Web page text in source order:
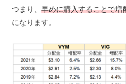
つまり、 早めに購入することで増
になります。